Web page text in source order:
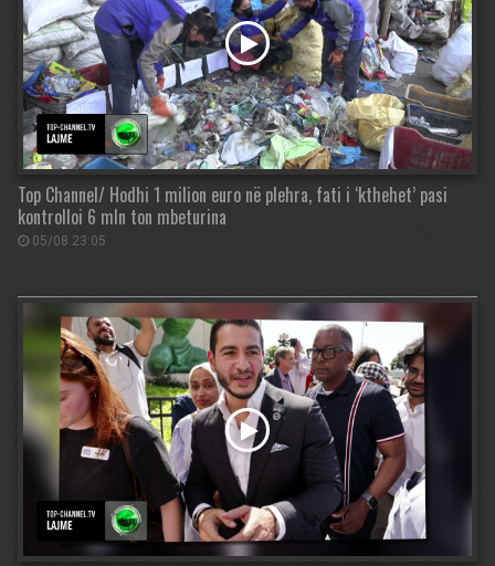
Top Channel/ Hodhi 1 milion euro në plehra, fati i ‘kthehet’ pasi
kontrolloi 6 mln ton mbeturina
05/08 23:05